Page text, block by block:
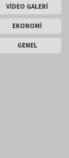
VİDEO GALERİ
EKONOMİ
GENEL